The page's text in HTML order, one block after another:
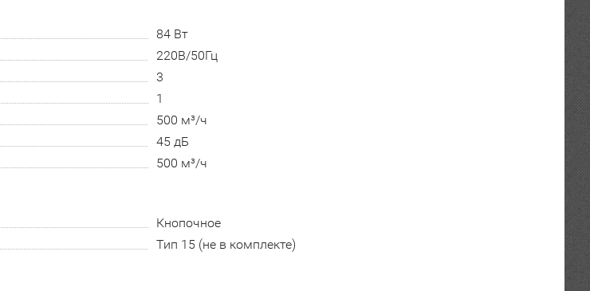
84 Вт
220В/50Гц
3
1
500 м³/ч
45 дБ
500 м³/ч
Кнопочное
Тип 15 (не в комплекте)